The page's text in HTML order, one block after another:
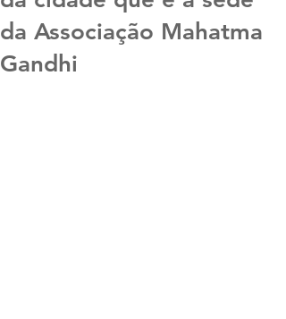
da Associação Mahatma
Gandhi